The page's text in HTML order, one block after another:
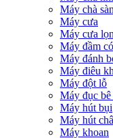
Máy chà sàn
Máy cưa
Máy cưa
Máy đầm
Máy đánh
Máy điêu
Máy đột lỗ
Máy đục
Máy hút bụi
Máy hút
Máy khoan